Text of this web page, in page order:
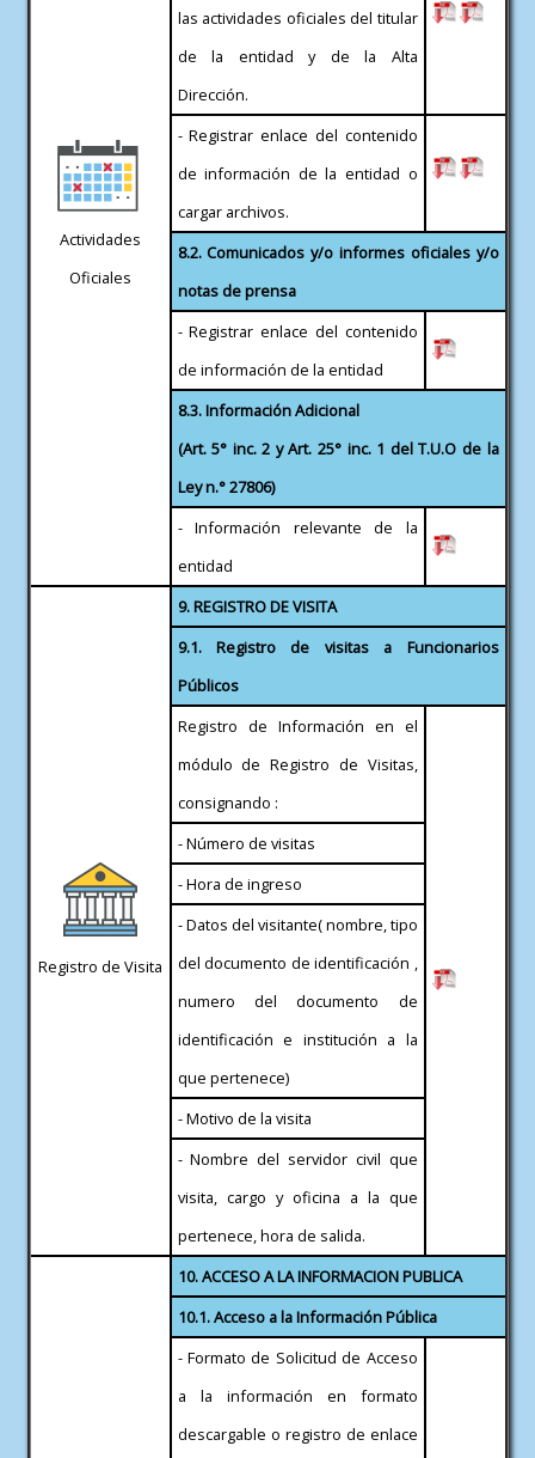
Actividades
Oficiales
las actividades oficiales del titular
de la entidad y de la Alta
Dirección.
- Registrar enlace del contenido
de información de la entidad o
cargar archivos.
8.2. Comunicados y/o informes oficiales y/o
notas de prensa
- Registrar enlace del contenido
de información de la entidad
8.3. Información Adicional
(Art. 5° inc. 2 y Art. 25° inc. 1 del T.U.O de la
Ley n.° 27806)
- Información relevante de la
entidad
Registro de Visita
9. REGISTRO DE VISITA
9.1. Registro de visitas a Funcionarios
Públicos
Registro de Información en el
módulo de Registro de Visitas,
consignando :
- Número de visitas
- Hora de ingreso
- Datos del visitante( nombre, tipo
del documento de identificación ,
numero del documento de
identificación e institución a la
que pertenece)
- Motivo de la visita
- Nombre del servidor civil que
visita, cargo y oficina a la que
pertenece, hora de salida.
10. ACCESO A LA INFORMACION PUBLICA
10.1. Acceso a la Información Pública
- Formato de Solicitud de Acceso
a la información en formato
descargable o registro de enlace